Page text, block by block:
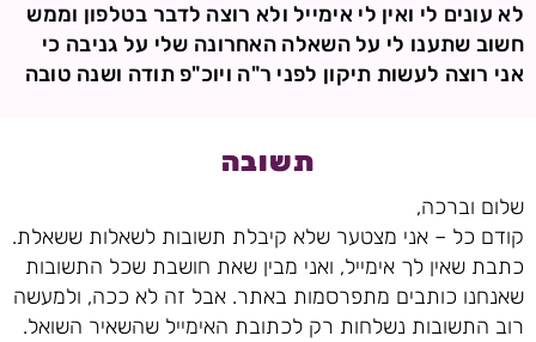
לא עונים לי ואין לי אימייל ולא רוצה לדבר בטלפון וממש
חשוב שתענו לי על השאלה האחרונה שלי על גניבה כי
אני רוצה לעשות תיקון לפני ר"ה ויוכ"פ תודה ושנה טובה
תשובה
שלום וברכה,
קודם כל – אני מצטער שלא קיבלת תשובות לשאלות ששאלת.
כתבת שאין לך אימייל, ואני מבין שאת חושבת שכל התשובות
שאנחנו כותבים מתפרסמות באתר. אבל זה לא ככה, ולמעשה
רוב התשובות נשלחות רק לכתובת האימייל שהשאיר השואל.